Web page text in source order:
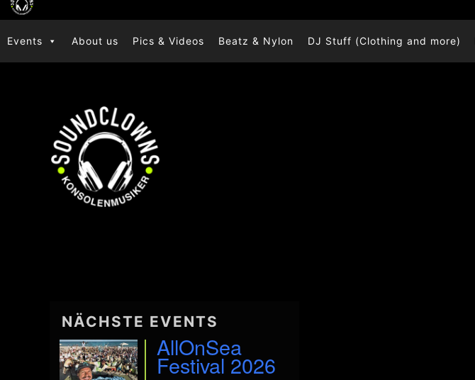
Zum
springen
Events About us Pics & Videos Beatz & Nylon DJ Stuff (Clothing and more)
NÄCHSTE EVENTS
AllOnSea
Festival 2026